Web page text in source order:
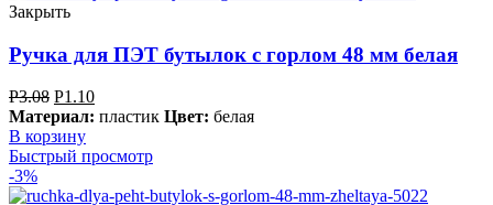
Закрыть
Ручка для ПЭТ бутылок с горлом 48 мм белая
Р3.08 Р1.10
Материал: пластик Цвет: белая
В корзину
Быстрый просмотр
-3%